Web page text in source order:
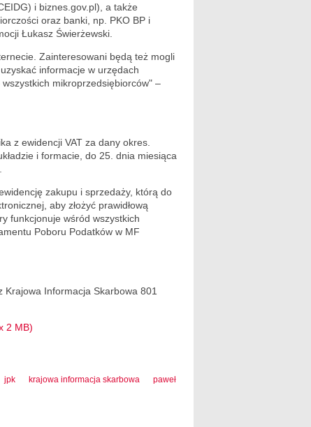
i biznes.gov.pl), a także
oraz banki, np. PKO BP i
Łukasz Świerżewski.
Zainteresowani będą też mogli
informacje w urzędach
mikroprzedsiębiorców" –
z ewidencji VAT za dany okres.
i formacie, do 25. dnia miesiąca
zakupu i sprzedaży, którą do
aby złożyć prawidłową
funkcjonuje wśród wszystkich
Poboru Podatków w MF
Krajowa Informacja Skarbowa 801
2 MB)
jpk krajowa informacja skarbowa paweł